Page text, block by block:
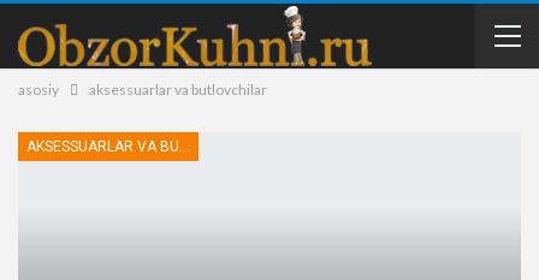
asosiy aksessuarlar va butlovchilar
AKSESSUARLAR VA BUTLOVCHILAR